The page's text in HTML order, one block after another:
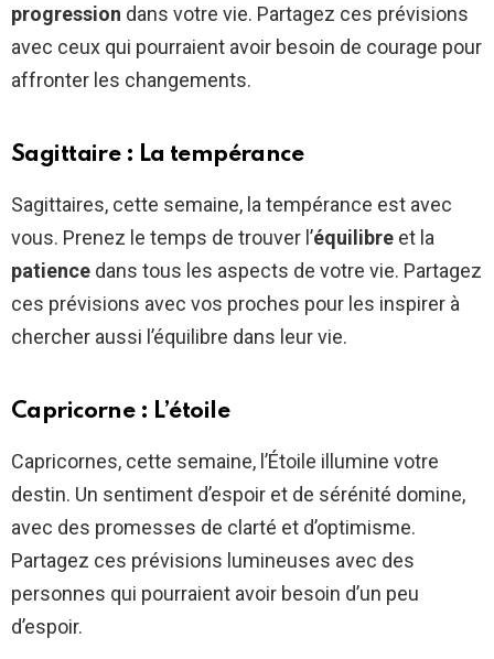
progression dans votre vie. Partagez ces prévisions
avec ceux qui pourraient avoir besoin de courage pour
affronter les changements.
Sagittaire : La tempérance
Sagittaires, cette semaine, la tempérance est avec
vous. Prenez le temps de trouver l’équilibre et la
patience dans tous les aspects de votre vie. Partagez
ces prévisions avec vos proches pour les inspirer à
chercher aussi l’équilibre dans leur vie.
Capricorne : L’étoile
Capricornes, cette semaine, l’Étoile illumine votre
destin. Un sentiment d’espoir et de sérénité domine,
avec des promesses de clarté et d’optimisme.
Partagez ces prévisions lumineuses avec des
personnes qui pourraient avoir besoin d’un peu
d’espoir.